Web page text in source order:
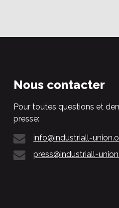
Nous contacter
Pour toutes questions et
presse:
info@industriall-
press@industriall-